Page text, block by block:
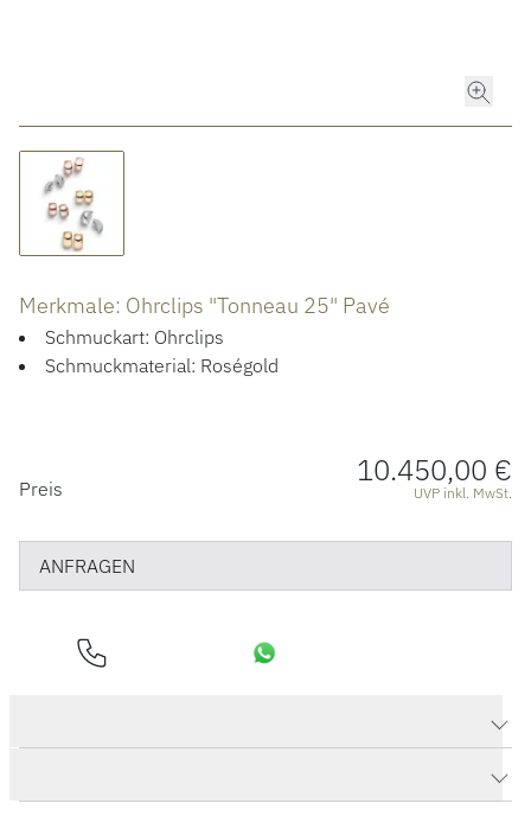
HOCHZEIT
ACCESSOIRES
ÜBER UNS
Merkmale: Ohrclips "Tonneau 25" Pavé
Schmuckart: Ohrclips
Schmuckmaterial: Roségold
PREISINFORMATIONEN
Preis 10.450,00 €
UVP inkl. MwSt.
ANFRAGEN